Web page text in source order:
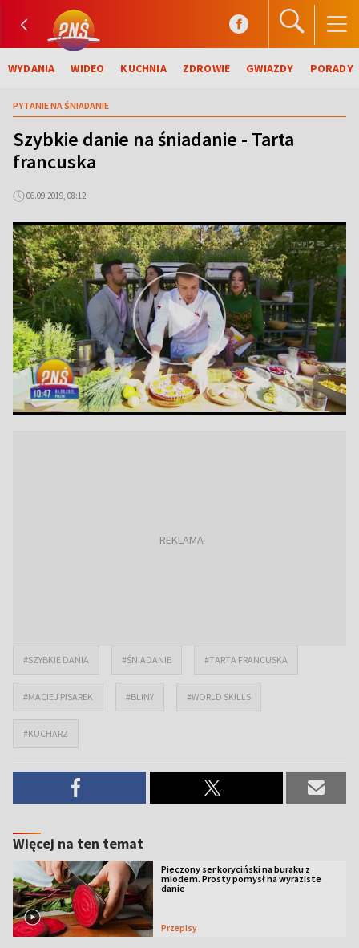
WYDANIA WIDEO KUCHNIA ZDROWIE GWIAZDY PORADY
PYTANIE NA ŚNIADANIE
Szybkie danie na śniadanie - Tarta
francuska
06.09.2019, 08:12
#SZYBKIE DANIA #ŚNIADANIE #TARTA FRANCUSKA
#MACIEJ PISAREK #BLINY #WORLD SKILLS
#KUCHARZ
Więcej na ten temat
Pieczony ser koryciński na buraku z
miodem. Prosty pomysł na wyraziste
danie
Przepisy